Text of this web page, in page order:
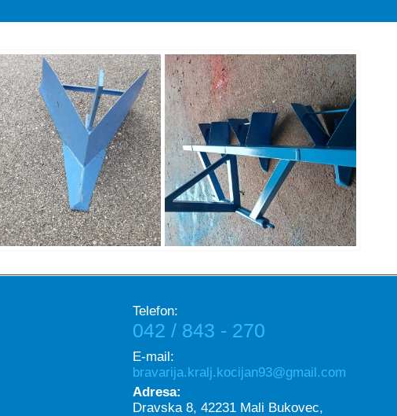
Telefon:
042 / 843 - 270
E-mail:
bravarija.kralj.kocijan93@gmail.com
Adresa:
Dravska 8, 42231 Mali Bukovec,